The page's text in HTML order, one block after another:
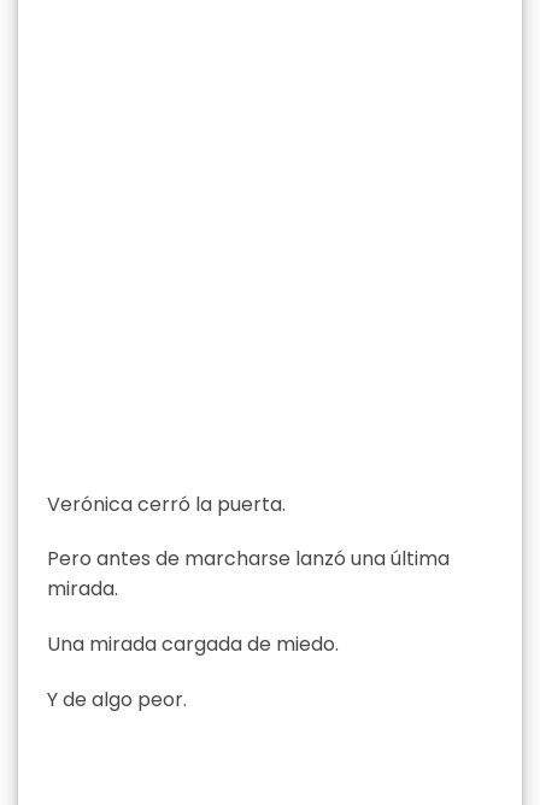
Verónica cerró la puerta.
Pero antes de marcharse lanzó una última
mirada.
Una mirada cargada de miedo.
Y de algo peor.